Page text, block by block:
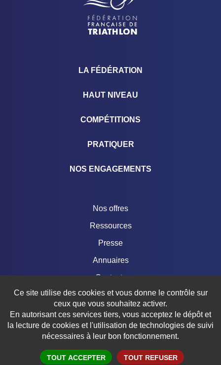
LA FÉDÉRATION
HAUT NIVEAU
COMPÉTITIONS
PRATIQUER
NOS ENGAGEMENTS
Nos offres
Ressources
Presse
Annuaires
Contacts
Boutique
Mentions légales
Crédits
Ce site utilise des cookies et vous donne le contrôle sur
ceux que vous souhaitez activer.
En autorisant ces services tiers, vous acceptez le dépôt et
la lecture de cookies et l'utilisation de technologies de suivi
nécessaires à leur bon fonctionnement.